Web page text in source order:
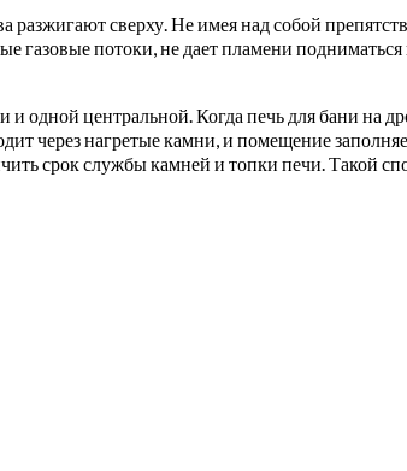
сверху. Не имея над собой
газовые потоки, не дает пламени
центральной. Когда печь для бани на
через нагретые камни, и помещение
срок службы камней и топки печи. Такой